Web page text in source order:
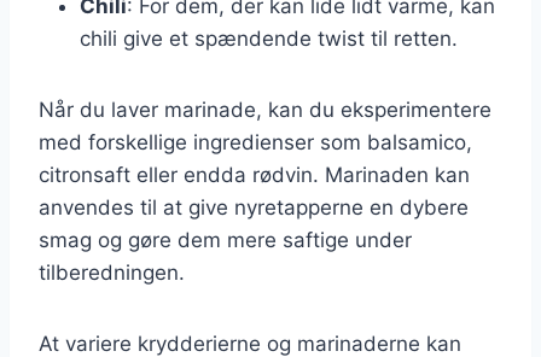
Chili: For dem, der kan lide lidt varme, kan
chili give et spændende twist til retten.
Når du laver marinade, kan du eksperimentere
med forskellige ingredienser som balsamico,
citronsaft eller endda rødvin. Marinaden kan
anvendes til at give nyretapperne en dybere
smag og gøre dem mere saftige under
tilberedningen.
At variere krydderierne og marinaderne kan